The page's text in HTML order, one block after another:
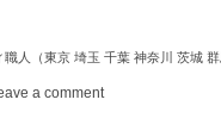
人（東京 埼玉 千葉 神奈川 茨城 群
a comment